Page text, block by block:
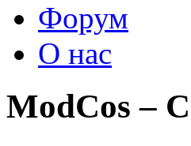
Форум
О нас
ModCos –